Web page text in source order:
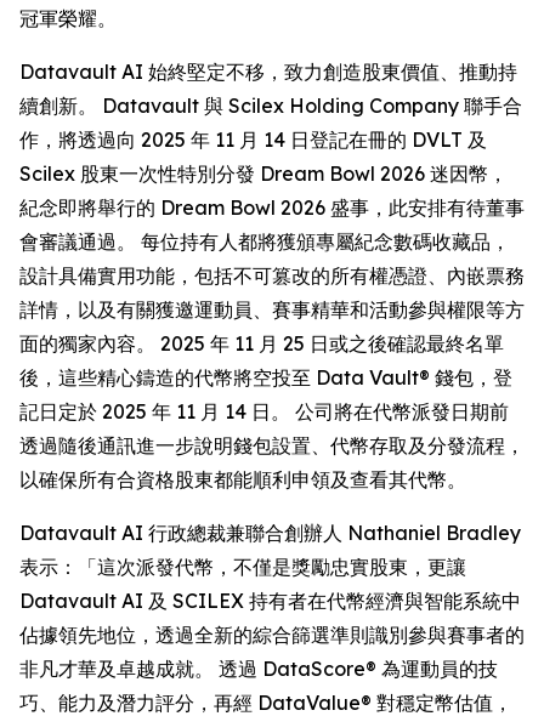
冠軍榮耀。
Datavault AI 始終堅定不移，致力創造股東價值、推動持
續創新。 Datavault 與 Scilex Holding Company 聯手合
作，將透過向 2025 年 11 月 14 日登記在冊的 DVLT 及
Scilex 股東一次性特別分發 Dream Bowl 2026 迷因幣，
紀念即將舉行的 Dream Bowl 2026 盛事，此安排有待董事
會審議通過。 每位持有人都將獲頒專屬紀念數碼收藏品，
設計具備實用功能，包括不可篡改的所有權憑證、內嵌票務
詳情，以及有關獲邀運動員、賽事精華和活動參與權限等方
面的獨家內容。 2025 年 11 月 25 日或之後確認最終名單
後，這些精心鑄造的代幣將空投至 Data Vault® 錢包，登
記日定於 2025 年 11 月 14 日。 公司將在代幣派發日期前
透過隨後通訊進一步說明錢包設置、代幣存取及分發流程，
以確保所有合資格股東都能順利申領及查看其代幣。
Datavault AI 行政總裁兼聯合創辦人 Nathaniel Bradley
表示：「這次派發代幣，不僅是獎勵忠實股東，更讓
Datavault AI 及 SCILEX 持有者在代幣經濟與智能系統中
佔據領先地位，透過全新的綜合篩選準則識別參與賽事者的
非凡才華及卓越成就。 透過 DataScore® 為運動員的技
巧、能力及潛力評分，再經 DataValue® 對穩定幣估值，